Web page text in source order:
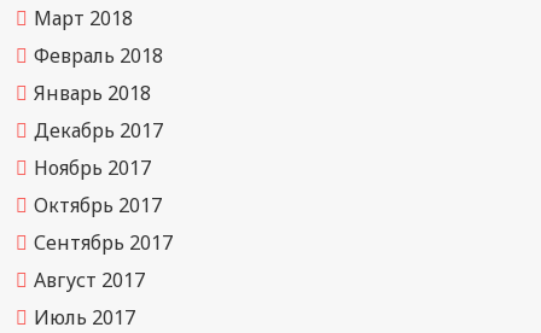
Март 2018
Февраль 2018
Январь 2018
Декабрь 2017
Ноябрь 2017
Октябрь 2017
Сентябрь 2017
Август 2017
Июль 2017